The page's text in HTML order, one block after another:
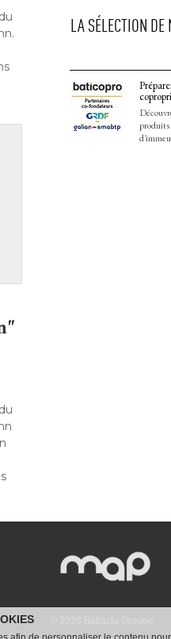
LA SÉLECTION DE
produits